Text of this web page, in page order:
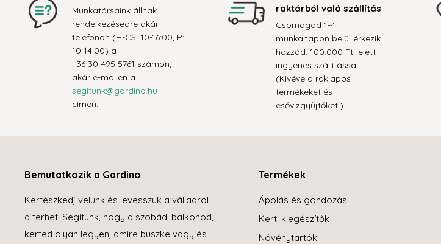
Munkatársaink állnak
rendelkezésedre akár
telefonon (H-CS: 10-16:00, P:
10-14:00) a
+36 30 495 5761 számon,
akár e-mailen a
segitunk@gardino.hu
címen.
raktárból való szállítás
Csomagod 1-4
munkanapon belül érkezik
hozzád, 100.000 Ft felett
ingyenes szállítással.
(Kivéve a raklapos
termékeket és
esővízgyűjtőket.)
Bemutatkozik a Gardino
Kertészkedj velünk és levesszük a válladról
a terhet! Segítünk, hogy a szobád, balkonod,
kerted olyan legyen, amire büszke vagy és
Termékek
Ápolás és gondozás
Kerti kiegészítők
Növénytartók